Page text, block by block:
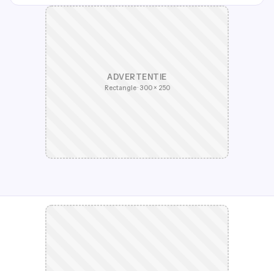
ADVERTENTIE
Rectangle · 300 × 250